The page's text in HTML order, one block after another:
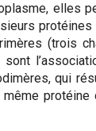
elles
(trois
sont
qui
même